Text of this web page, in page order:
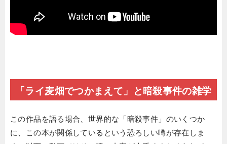
「ライ麦畑でつかまえて」と暗殺事件の雑学
この作品を語る場合、世界的な「暗殺事件」のいくつか
に、この本が関係しているという恐ろしい噂が存在しま